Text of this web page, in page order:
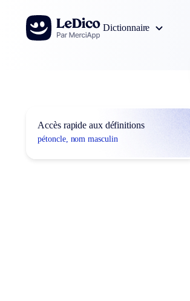
Aller au contenu
Dictionnaire
Accès rapide aux définitions
pétoncle, nom masculin